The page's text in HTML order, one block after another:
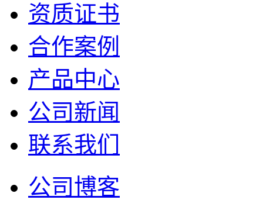
资质证书
合作案例
产品中心
公司新闻
联系我们
公司博客